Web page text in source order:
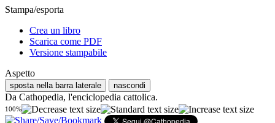
Stampa/esporta
Crea un libro
Scarica come PDF
Versione stampabile
Aspetto
sposta nella barra laterale nascondi
Da Cathopedia, l'enciclopedia cattolica.
100%